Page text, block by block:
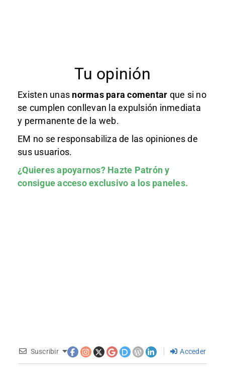
Tu opinión
Existen unas normas para comentar que si no
se cumplen conllevan la expulsión inmediata
y permanente de la web.
EM no se responsabiliza de las opiniones de
sus usuarios.
¿Quieres apoyarnos? Hazte Patróny
consigue acceso exclusivo a los paneles.
Suscribir Acceder